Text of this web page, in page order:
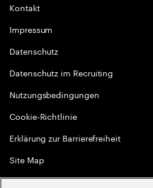
Kontakt
Impressum
Datenschutz
Datenschutz im Recruiting
Nutzungsbedingungen
Cookie-Richtlinie
Erklärung zur Barrierefreiheit
Site Map
Globale Meritokratie